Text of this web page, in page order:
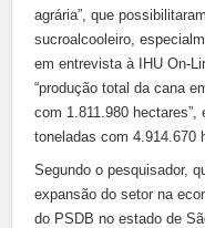
agrária”, que
sucroalcooleiro,
em entrevista à IHU On-
“produção total da cana
com 1.811.980 hectares”,
toneladas com 4.914.670
Segundo o pesquisador,
expansão do setor na
do PSDB no estado de